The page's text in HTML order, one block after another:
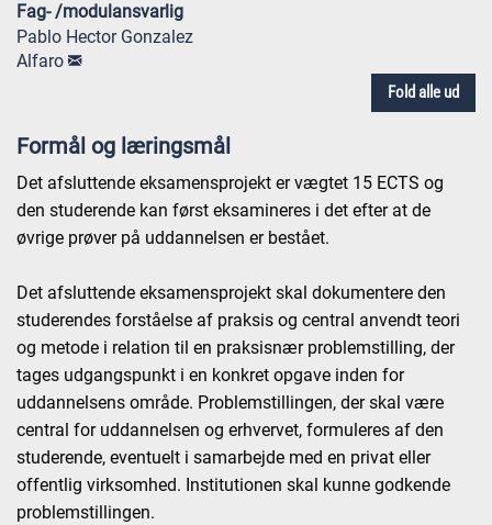
Fag- /modulansvarlig
Pablo Hector Gonzalez
Alfaro
Fold alle ud
Formål og læringsmål
Det afsluttende eksamensprojekt er vægtet 15 ECTS og
den studerende kan først eksamineres i det efter at de
øvrige prøver på uddannelsen er bestået.
Det afsluttende eksamensprojekt skal dokumentere den
studerendes forståelse af praksis og central anvendt teori
og metode i relation til en praksisnær problemstilling, der
tages udgangspunkt i en konkret opgave inden for
uddannelsens område. Problemstillingen, der skal være
central for uddannelsen og erhvervet, formuleres af den
studerende, eventuelt i samarbejde med en privat eller
offentlig virksomhed. Institutionen skal kunne godkende
problemstillingen.